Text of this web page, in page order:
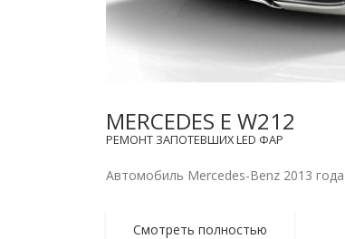
MERCEDES E W212
РЕМОНТ ЗАПОТЕВШИХ LED ФАР
Автомобиль Mercedes-Benz 2013
Смотреть полностью